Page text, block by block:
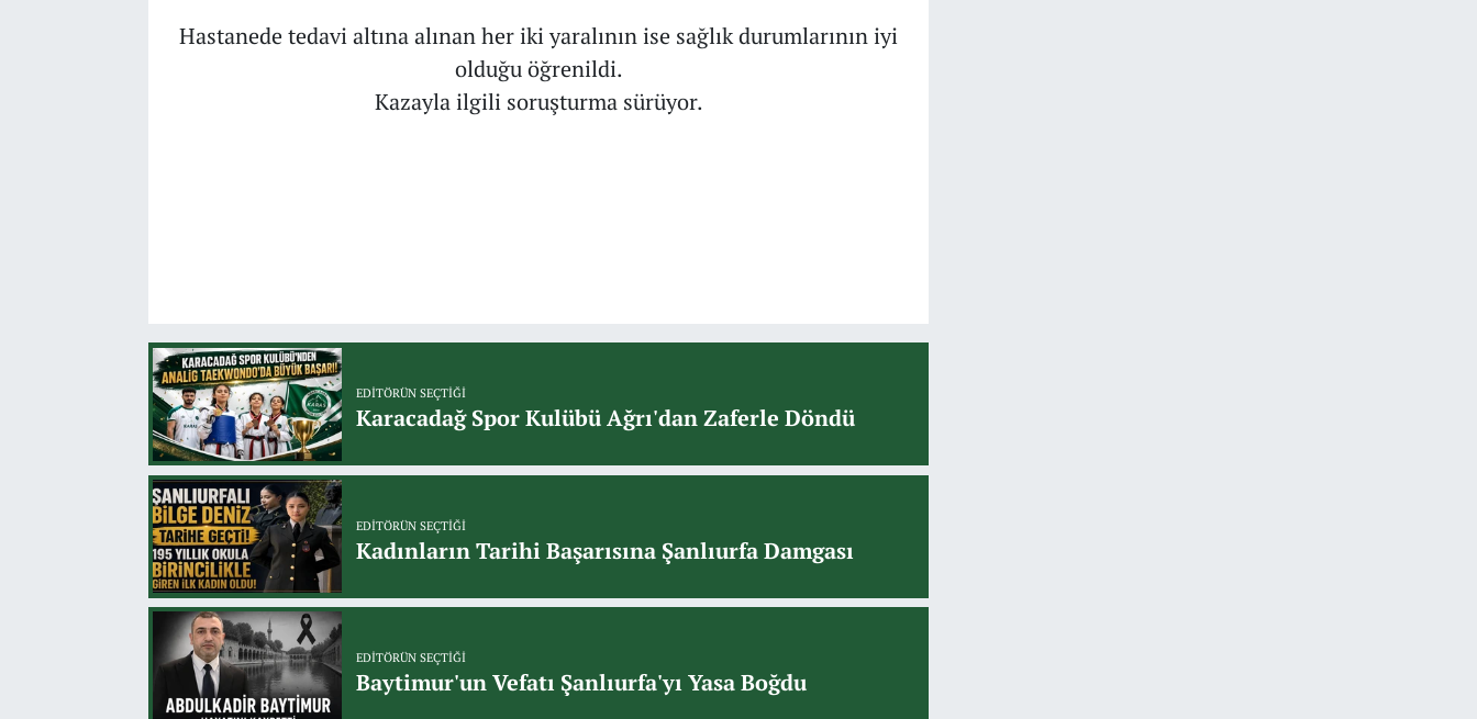
Hastanede tedavi altına alınan her iki yaralının ise sağlık durumlarının iyi
olduğu öğrenildi.
Kazayla ilgili soruşturma sürüyor.
EDITÖRÜN SEÇTIĞI
Karacadağ Spor Kulübü Ağrı'dan Zaferle Döndü
EDITÖRÜN SEÇTIĞI
Kadınların Tarihi Başarısına Şanlıurfa Damgası
EDITÖRÜN SEÇTIĞI
Baytimur'un Vefatı Şanlıurfa'yı Yasa Boğdu